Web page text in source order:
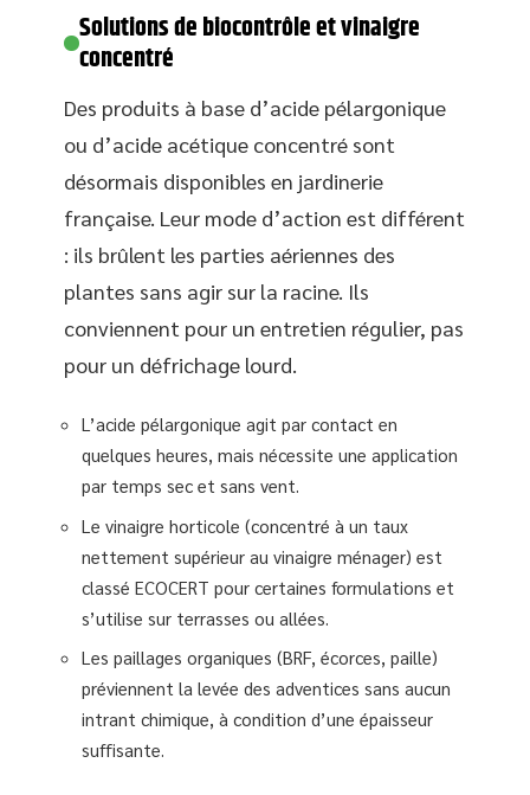
Solutions de biocontrôle et vinaigre
concentré
Des produits à base d’acide pélargonique
ou d’acide acétique concentré sont
désormais disponibles en jardinerie
française. Leur mode d’action est différent
: ils brûlent les parties aériennes des
plantes sans agir sur la racine. Ils
conviennent pour un entretien régulier, pas
pour un défrichage lourd.
L’acide pélargonique agit par contact en
quelques heures, mais nécessite une application
par temps sec et sans vent.
Le vinaigre horticole (concentré à un taux
nettement supérieur au vinaigre ménager) est
classé ECOCERT pour certaines formulations et
s’utilise sur terrasses ou allées.
Les paillages organiques (BRF, écorces, paille)
préviennent la levée des adventices sans aucun
intrant chimique, à condition d’une épaisseur
suffisante.